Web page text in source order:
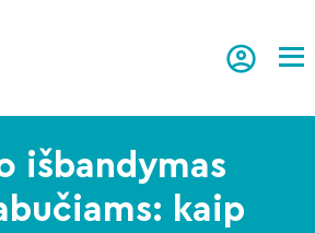
išbandymas
kaip